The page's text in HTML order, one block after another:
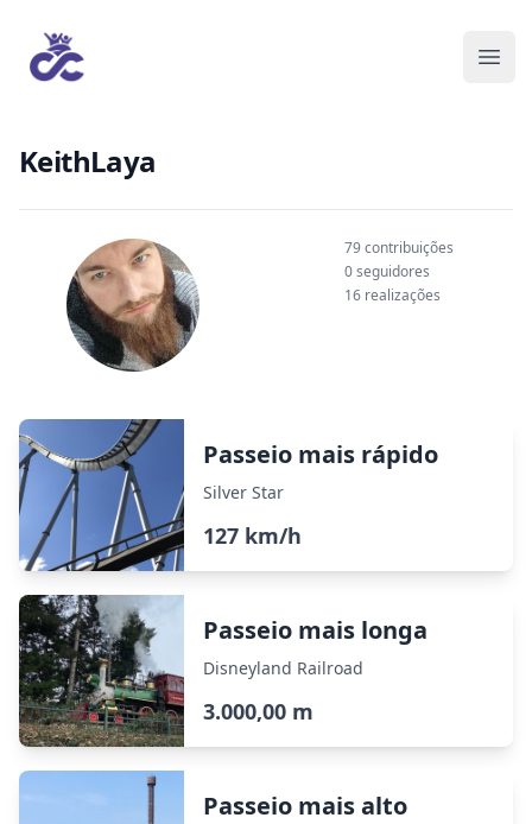
KeithLaya
79 contribuições
0 seguidores
16 realizações
Passeio mais rápido
Silver Star
127 km/h
Passeio mais longa
Disneyland Railroad
3.000,00 m
Passeio mais alto